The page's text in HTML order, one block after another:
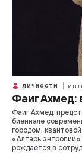
ЛИЧНОСТИ
Фаиг Ахмед:
Фаиг Ахмед,
биеннале
городом,
«Алтарь
рождается в